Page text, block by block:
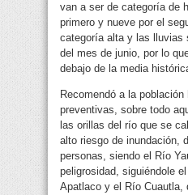
van a ser de categoría de
primero y nueve por el
categoría alta y las lluvias
del mes de junio, por lo
debajo de la media
Recomendó a la
preventivas, sobre todo
las orillas del río que se
alto riesgo de inundación,
personas, siendo el Río
peligrosidad, siguiéndole
Apatlaco y el Río Cuautla,